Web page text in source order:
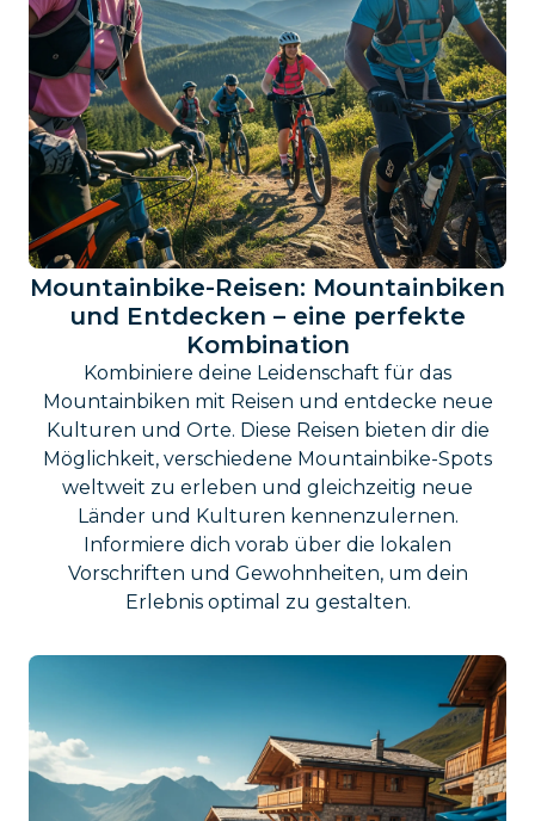
Mountainbike-Reisen: Mountainbiken
und Entdecken – eine perfekte
Kombination
Kombiniere deine Leidenschaft für das
Mountainbiken mit Reisen und entdecke neue
Kulturen und Orte. Diese Reisen bieten dir die
Möglichkeit, verschiedene Mountainbike-Spots
weltweit zu erleben und gleichzeitig neue
Länder und Kulturen kennenzulernen.
Informiere dich vorab über die lokalen
Vorschriften und Gewohnheiten, um dein
Erlebnis optimal zu gestalten.